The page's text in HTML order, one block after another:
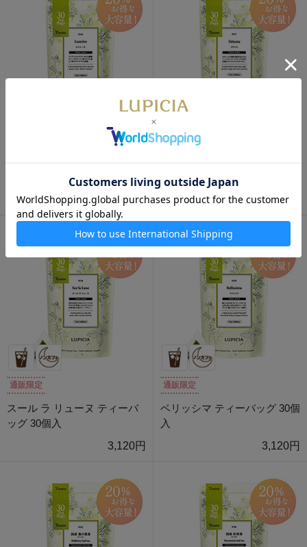
ルミエール ティーバッグ 30
3,120円
通販限定
デタント ティーバッグ 30個入
通販限定
スール ラ リューヌ ティーバ
ッグ 30個入
3,120円
通販限定
ベリッシマ ティーバッグ 30個
入
3,120円